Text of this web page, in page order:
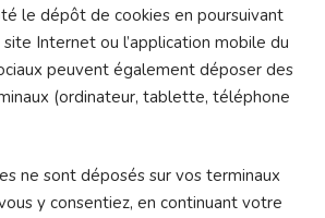
le dépôt de cookies en poursuivant
Internet ou l’application mobile du
peuvent également déposer des
(ordinateur, tablette, téléphone
ne sont déposés sur vos terminaux
y consentiez, en continuant votre